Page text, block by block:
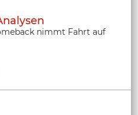
nimmt Fahrt auf